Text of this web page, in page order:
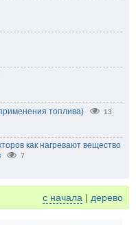
топлива) 13
как нагревают вещество
7
с начала | дерево